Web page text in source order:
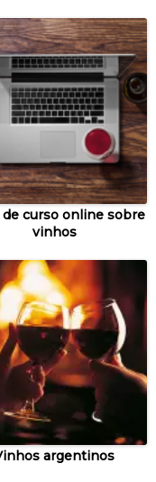
de curso online sobre
vinhos
argentinos